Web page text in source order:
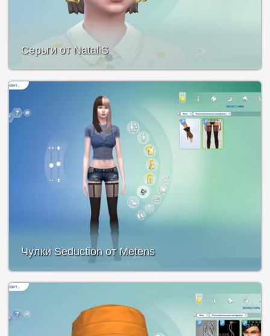
Серьги от NataliS
Чулки Seduction от Metens